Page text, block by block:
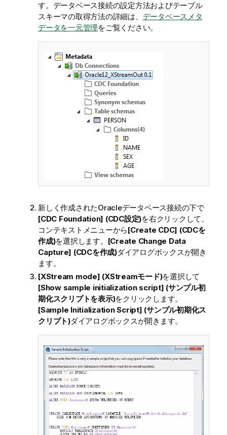
す。データベース接続の設定方法およびテーブル
スキーマの取得方法の詳細は、 データベースメタ
データを一元管理をご覧ください。
新しく作成されたOracleデータベース接続の下で
[CDC Foundation] (CDC設定)を右クリックして、
コンテキストメニューから[Create CDC] (CDCを
作成)を選択します。 [Create Change Data
Capture] (CDCを作成)ダイアログボックスが開き
ます。
[XStream mode] (XStreamモード)を選択して
[Show sample initialization script] (サンプル初
期化スクリプトを表示)をクリックします。
[Sample Initialization Script] (サンプル初期化ス
クリプト)ダイアログボックスが開きます。